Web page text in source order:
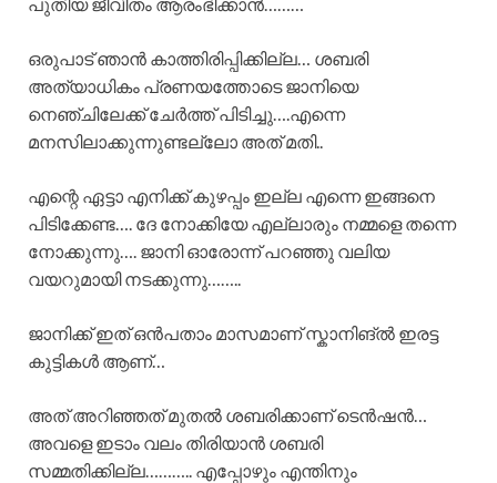
പുതിയ ജീവിതം ആരംഭിക്കാൻ………
ഒരുപാട് ഞാൻ കാത്തിരിപ്പിക്കില്ല… ശബരി
അത്യാധികം പ്രണയത്തോടെ ജാനിയെ
നെഞ്ചിലേക്ക് ചേർത്ത് പിടിച്ചു….എന്നെ
മനസിലാക്കുന്നുണ്ടല്ലോ അത് മതി..
എന്റെ ഏട്ടാ എനിക്ക് കുഴപ്പം ഇല്ല എന്നെ ഇങ്ങനെ
പിടിക്കേണ്ട…. ദേ നോക്കിയേ എല്ലാരും നമ്മളെ തന്നെ
നോക്കുന്നു…. ജാനി ഓരോന്ന് പറഞ്ഞു വലിയ
വയറുമായി നടക്കുന്നു……..
ജാനിക്ക് ഇത് ഒൻപതാം മാസമാണ് സ്കാനിങ്ൽ ഇരട്ട
കുട്ടികൾ ആണ്…
അത് അറിഞ്ഞത് മുതൽ ശബരിക്കാണ് ടെൻഷൻ…
അവളെ ഇടാം വലം തിരിയാൻ ശബരി
സമ്മതിക്കില്ല……….. എപ്പോഴും എന്തിനും